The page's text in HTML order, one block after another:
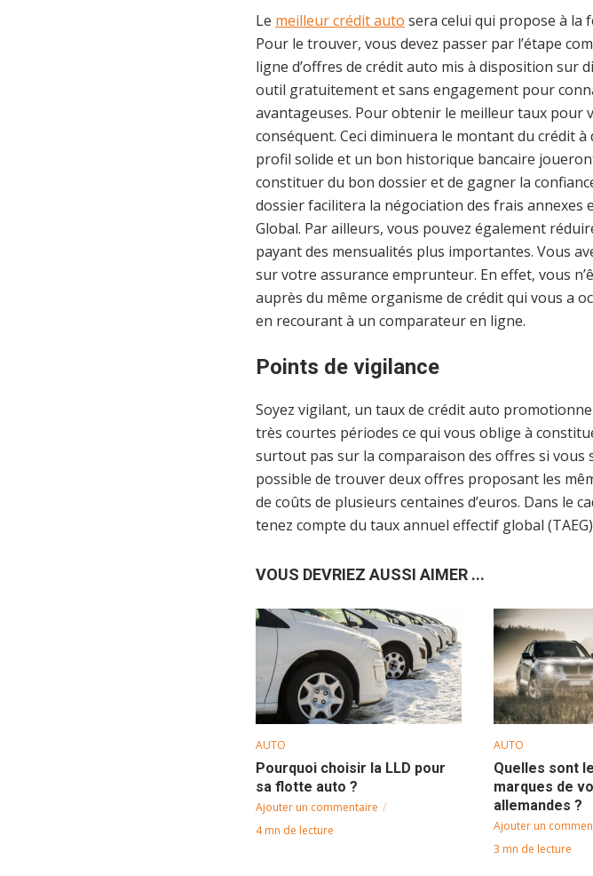
Le meilleur crédit auto sera celui qui propose à la
Pour le trouver, vous devez passer par l’étape
ligne d’offres de crédit auto mis à disposition sur
outil gratuitement et sans engagement pour
avantageuses. Pour obtenir le meilleur taux
conséquent. Ceci diminuera le montant du crédit
profil solide et un bon historique bancaire
constituer du bon dossier et de gagner la
dossier facilitera la négociation des frais annexes
Global. Par ailleurs, vous pouvez également
payant des mensualités plus importantes. Vous
sur votre assurance emprunteur. En effet, vous
auprès du même organisme de crédit qui vous a
en recourant à un comparateur en ligne.
Points de vigilance
Soyez vigilant, un taux de crédit auto
très courtes périodes ce qui vous oblige à
surtout pas sur la comparaison des offres si
possible de trouver deux offres proposant les
de coûts de plusieurs centaines d’euros. Dans le
tenez compte du taux annuel effectif global
VOUS DEVRIEZ AUSSI AIMER ...
AUTO
Pourquoi choisir la LLD pour
sa flotte auto ?
Ajouter un commentaire
4 mn de lecture
AUTO
Quelles sont
marques de
allemandes ?
Ajouter un
3 mn de lecture